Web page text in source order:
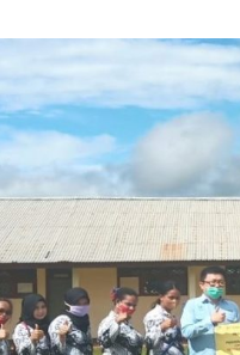
or ESC to close